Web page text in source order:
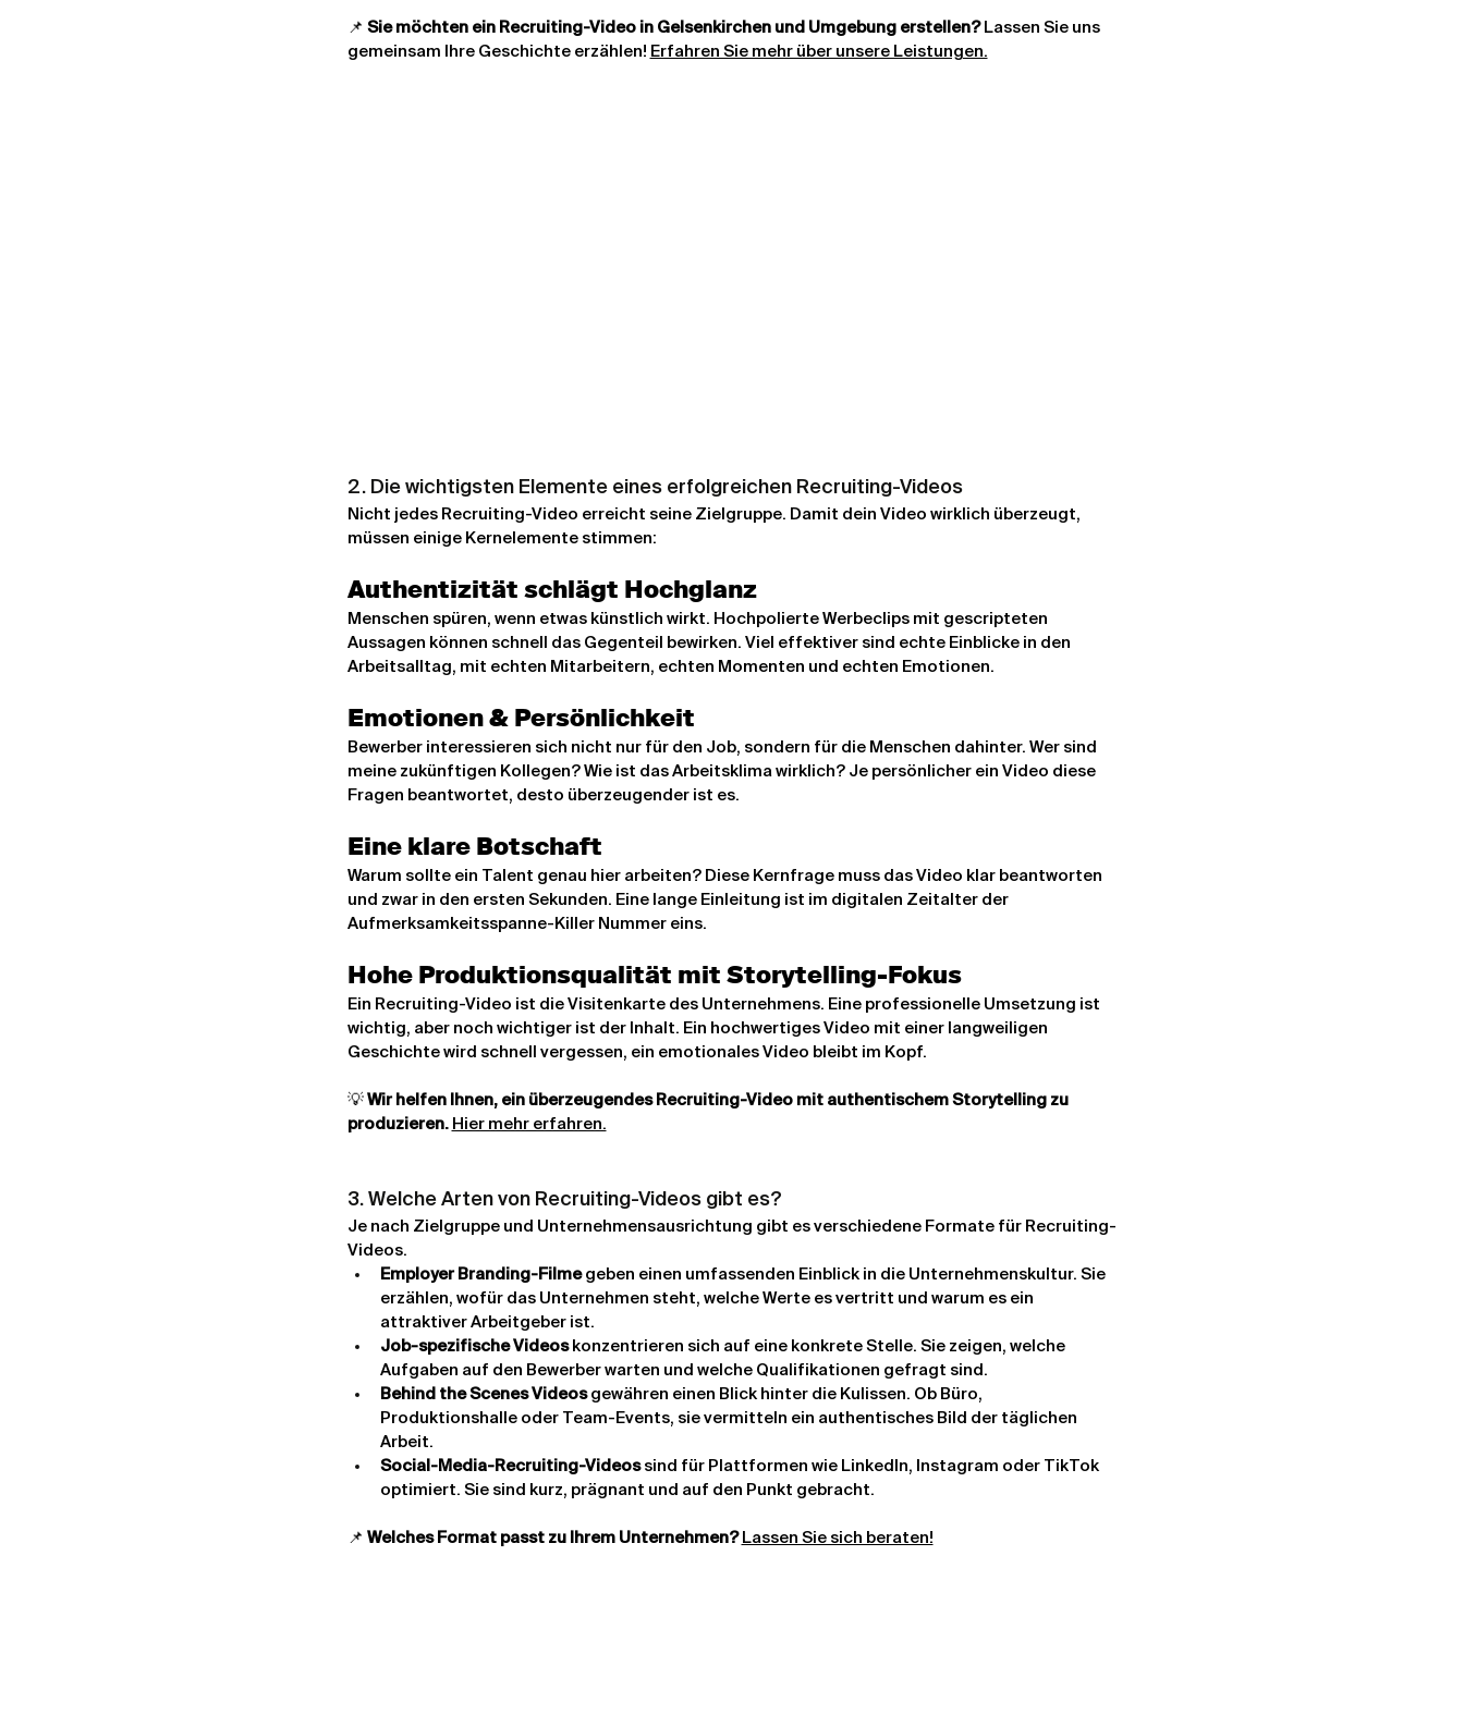
📌 Sie möchten ein Recruiting-Video in Gelsenkirchen und Umgebung erstellen? Lassen Sie uns
gemeinsam Ihre Geschichte erzählen! Erfahren Sie mehr über unsere Leistungen.
2. Die wichtigsten Elemente eines erfolgreichen Recruiting-Videos
Nicht jedes Recruiting-Video erreicht seine Zielgruppe. Damit dein Video wirklich überzeugt,
müssen einige Kernelemente stimmen:
Authentizität schlägt Hochglanz
Menschen spüren, wenn etwas künstlich wirkt. Hochpolierte Werbeclips mit gescripteten
Aussagen können schnell das Gegenteil bewirken. Viel effektiver sind echte Einblicke in den
Arbeitsalltag, mit echten Mitarbeitern, echten Momenten und echten Emotionen.
Emotionen & Persönlichkeit
Bewerber interessieren sich nicht nur für den Job, sondern für die Menschen dahinter. Wer sind
meine zukünftigen Kollegen? Wie ist das Arbeitsklima wirklich? Je persönlicher ein Video diese
Fragen beantwortet, desto überzeugender ist es.
Eine klare Botschaft
Warum sollte ein Talent genau hier arbeiten? Diese Kernfrage muss das Video klar beantworten
und zwar in den ersten Sekunden. Eine lange Einleitung ist im digitalen Zeitalter der
Aufmerksamkeitsspanne-Killer Nummer eins.
Hohe Produktionsqualität mit Storytelling-Fokus
Ein Recruiting-Video ist die Visitenkarte des Unternehmens. Eine professionelle Umsetzung ist
wichtig, aber noch wichtiger ist der Inhalt. Ein hochwertiges Video mit einer langweiligen
Geschichte wird schnell vergessen, ein emotionales Video bleibt im Kopf.
💡 Wir helfen Ihnen, ein überzeugendes Recruiting-Video mit authentischem Storytelling zu
produzieren. Hier mehr erfahren.
3. Welche Arten von Recruiting-Videos gibt es?
Je nach Zielgruppe und Unternehmensausrichtung gibt es verschiedene Formate für Recruiting-
Videos.
Employer Branding-Filme geben einen umfassenden Einblick in die Unternehmenskultur. Sie
erzählen, wofür das Unternehmen steht, welche Werte es vertritt und warum es ein
attraktiver Arbeitgeber ist.
Job-spezifische Videos konzentrieren sich auf eine konkrete Stelle. Sie zeigen, welche
Aufgaben auf den Bewerber warten und welche Qualifikationen gefragt sind.
Behind the Scenes Videos gewähren einen Blick hinter die Kulissen. Ob Büro,
Produktionshalle oder Team-Events, sie vermitteln ein authentisches Bild der täglichen
Arbeit.
Social-Media-Recruiting-Videos sind für Plattformen wie LinkedIn, Instagram oder TikTok
optimiert. Sie sind kurz, prägnant und auf den Punkt gebracht.
📌 Welches Format passt zu Ihrem Unternehmen? Lassen Sie sich beraten!